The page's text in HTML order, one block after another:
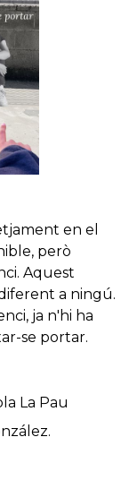
en el
però
Aquest
a ningú.
ja n'hi ha
se portar.
La Pau